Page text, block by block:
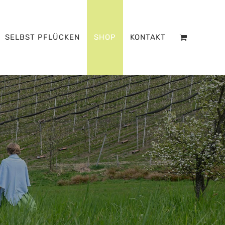
SELBST PFLÜCKEN SHOP KONTAKT